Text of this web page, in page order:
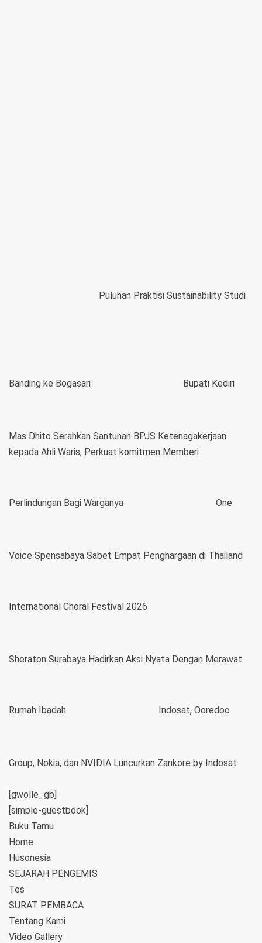
Puluhan Praktisi Sustainability Studi
Banding ke Bogasari Bupati Kediri
Mas Dhito Serahkan Santunan BPJS Ketenagakerjaan
kepada Ahli Waris, Perkuat komitmen Memberi
Perlindungan Bagi Warganya One
Voice Spensabaya Sabet Empat Penghargaan di Thailand
International Choral Festival 2026
Sheraton Surabaya Hadirkan Aksi Nyata Dengan Merawat
Rumah Ibadah Indosat, Ooredoo
Group, Nokia, dan NVIDIA Luncurkan Zankore by Indosat
[gwolle_gb]
[simple-guestbook]
Buku Tamu
Home
Husonesia
SEJARAH PENGEMIS
Tes
SURAT PEMBACA
Tentang Kami
Video Gallery